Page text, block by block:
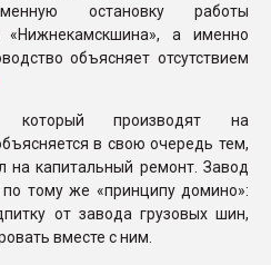
остановку работы
а именно
объясняет отсутствием
который производят на
в свою очередь тем,
на капитальный ремонт. Завод
тому же «принципу домино»:
от завода грузовых шин,
вместе с ним.